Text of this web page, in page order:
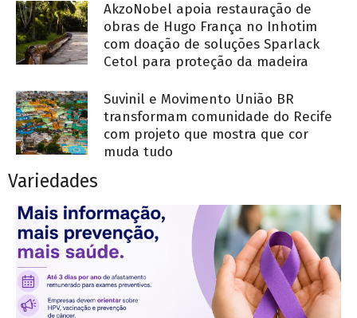
AkzoNobel apoia restauração de
obras de Hugo França no Inhotim
com doação de soluções Sparlack
Cetol para proteção da madeira
Suvinil e Movimento União BR
transformam comunidade do Recife
com projeto que mostra que cor
muda tudo
Variedades